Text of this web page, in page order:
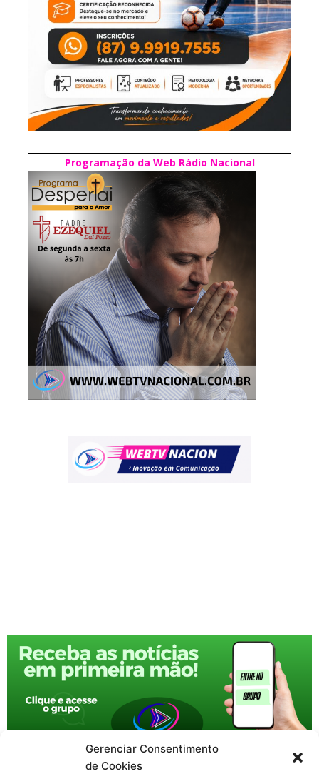
Gerenciar Consentimento
de Cookies
Programação da Web Rádio Nacional